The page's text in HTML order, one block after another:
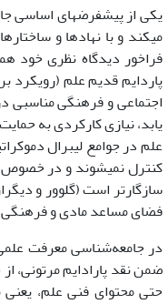
یکی از پیش‏فرض‏ها‏ی اساسی
می‏کند و با نهادها و
فراخور دیدگاه نظری خود
پاردایم قدیم علم (رویکرد
اجتماعی و فرهنگی مناسبی
یابد، نیازی کارکردی به
علم در جوامع لیبرال
کنترل نمی‏شوند و در خصوص
فضای مساعد مادی و
در جامعه‌شناسی معرفت
ضمن نقد پارادایم مرتونی،
حتی محتوای فنی علم، یعنی